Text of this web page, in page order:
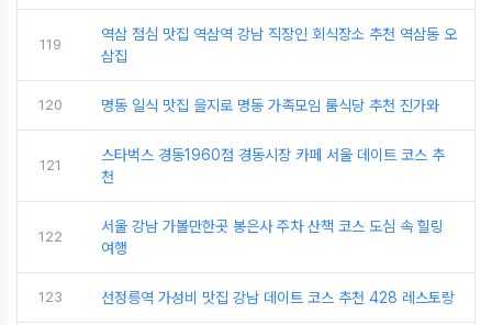
119
역삼 점심 맛집 역삼역 강남 직장인 회식장소 추천 역삼동 오
삼집
120 명동 일식 맛집 을지로 명동 가족모임 룸식당 추천 진가와
121
스타벅스 경동1960점 경동시장 카페 서울 데이트 코스 추
천
122
서울 강남 가볼만한곳 봉은사 주차 산책 코스 도심 속 힐링
여행
123 선정릉역 가성비 맛집 강남 데이트 코스 추천 428 레스토랑